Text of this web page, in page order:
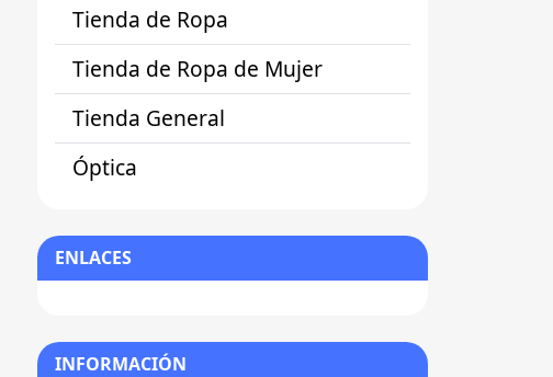
Tienda de Ropa
Tienda de Ropa de Mujer
Tienda General
Óptica
ENLACES
INFORMACIÓN